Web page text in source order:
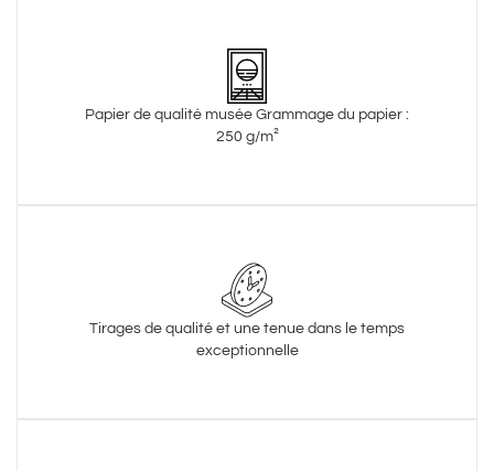
Papier de qualité musée Grammage du papier :
250 g/m²
Tirages de qualité et une tenue dans le temps
exceptionnelle